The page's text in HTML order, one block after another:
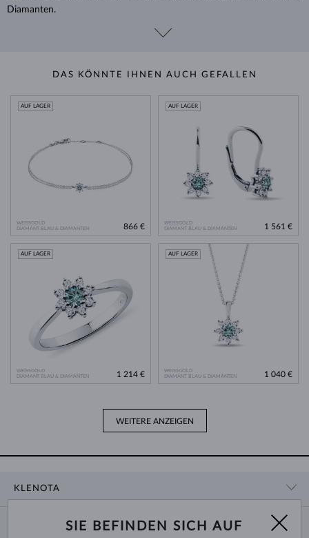
Diamanten.
DAS KÖNNTE IHNEN AUCH GEFALLEN
WEISSGOLD
DIAMANT BLAU & DIAMANTEN
AUF LAGER
866 €
WEISSGOLD
DIAMANT BLAU & DIAMANTEN
AUF LAGER
1 561 €
WEISSGOLD
DIAMANT BLAU & DIAMANTEN
AUF LAGER
1 214 €
WEISSGOLD
DIAMANT BLAU & DIAMANTEN
AUF LAGER
1 040 €
WEITERE ANZEIGEN
KLENOTA
SIE BEFINDEN SICH AUF